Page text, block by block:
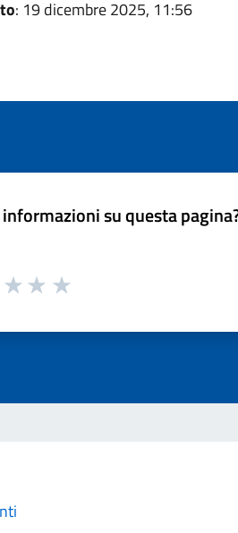
: 19 dicembre 2025, 11:56
su questa